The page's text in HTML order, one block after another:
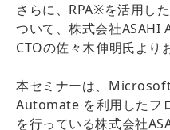
さらに、RPA※を活用し
ついて、株式会社
CTOの佐々木伸明氏より
本セミナーは、
Automate を利用したフ
を行っている株式会社